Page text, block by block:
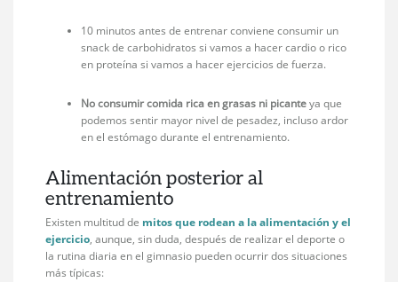
10 minutos antes de entrenar conviene consumir un
snack de carbohidratos si vamos a hacer cardio o rico
en proteína si vamos a hacer ejercicios de fuerza.
No consumir comida rica en grasas ni picanteya que
podemos sentir mayor nivel de pesadez, incluso ardor
en el estómago durante el entrenamiento.
Alimentación posterior al
entrenamiento
Existen multitud de mitos que rodean a la alimentación y el
ejercicio, aunque, sin duda, después de realizar el deporte o
la rutina diaria en el gimnasio pueden ocurrir dos situaciones
más típicas: